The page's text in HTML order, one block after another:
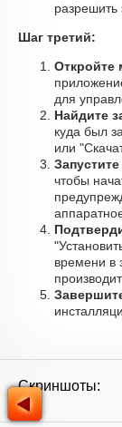
разрешить
Шаг третий:
Откройте
для
Найдите
куда был
или
чтобы
времени в
Скриншоты: